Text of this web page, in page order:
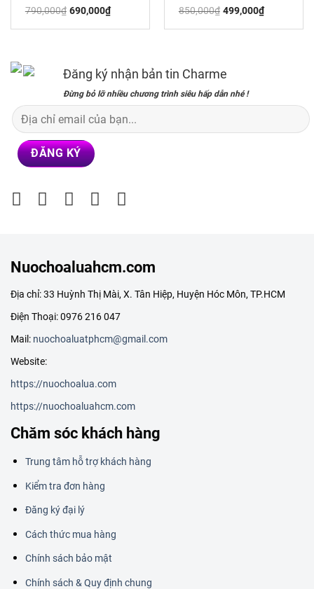
790,000₫ Giá
gốc
690,000₫Giá
hiện
850,000₫ Giá
gốc
499,000₫Giá
hiện
Đăng ký nhận bản tin Charme
Đừng bỏ lỡ nhiều chương trình siêu hấp dẫn nhé !
Nuochoaluahcm.com
Địa chỉ: 33 Huỳnh Thị Mài, X. Tân Hiệp, Huyện Hóc Môn, TP.HCM
Điện Thoại: 0976 216 047
Mail: nuochoaluatphcm@gmail.com
Website:
https://nuochoalua.com
https://nuochoaluahcm.com
Chăm sóc khách hàng
Trung tâm hỗ trợ khách hàng
Kiểm tra đơn hàng
Đăng ký đại lý
Cách thức mua hàng
Chính sách bảo mật
Chính sách & Quy định chung